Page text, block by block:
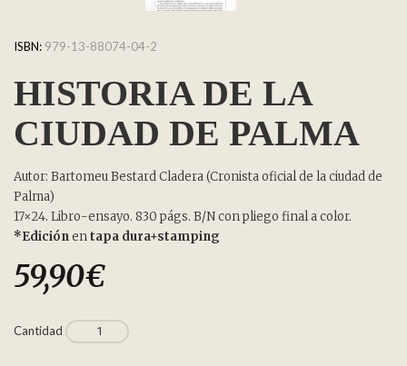
ISBN: 979-13-88074-04-2
HISTORIA DE LA
CIUDAD DE PALMA
Autor: Bartomeu Bestard Cladera (Cronista oficial de la ciudad de
Palma)
17×24. Libro-ensayo. 830 págs. B/N con pliego final a color.
*Ediciónentapa dura+stamping
59,90€
Cantidad